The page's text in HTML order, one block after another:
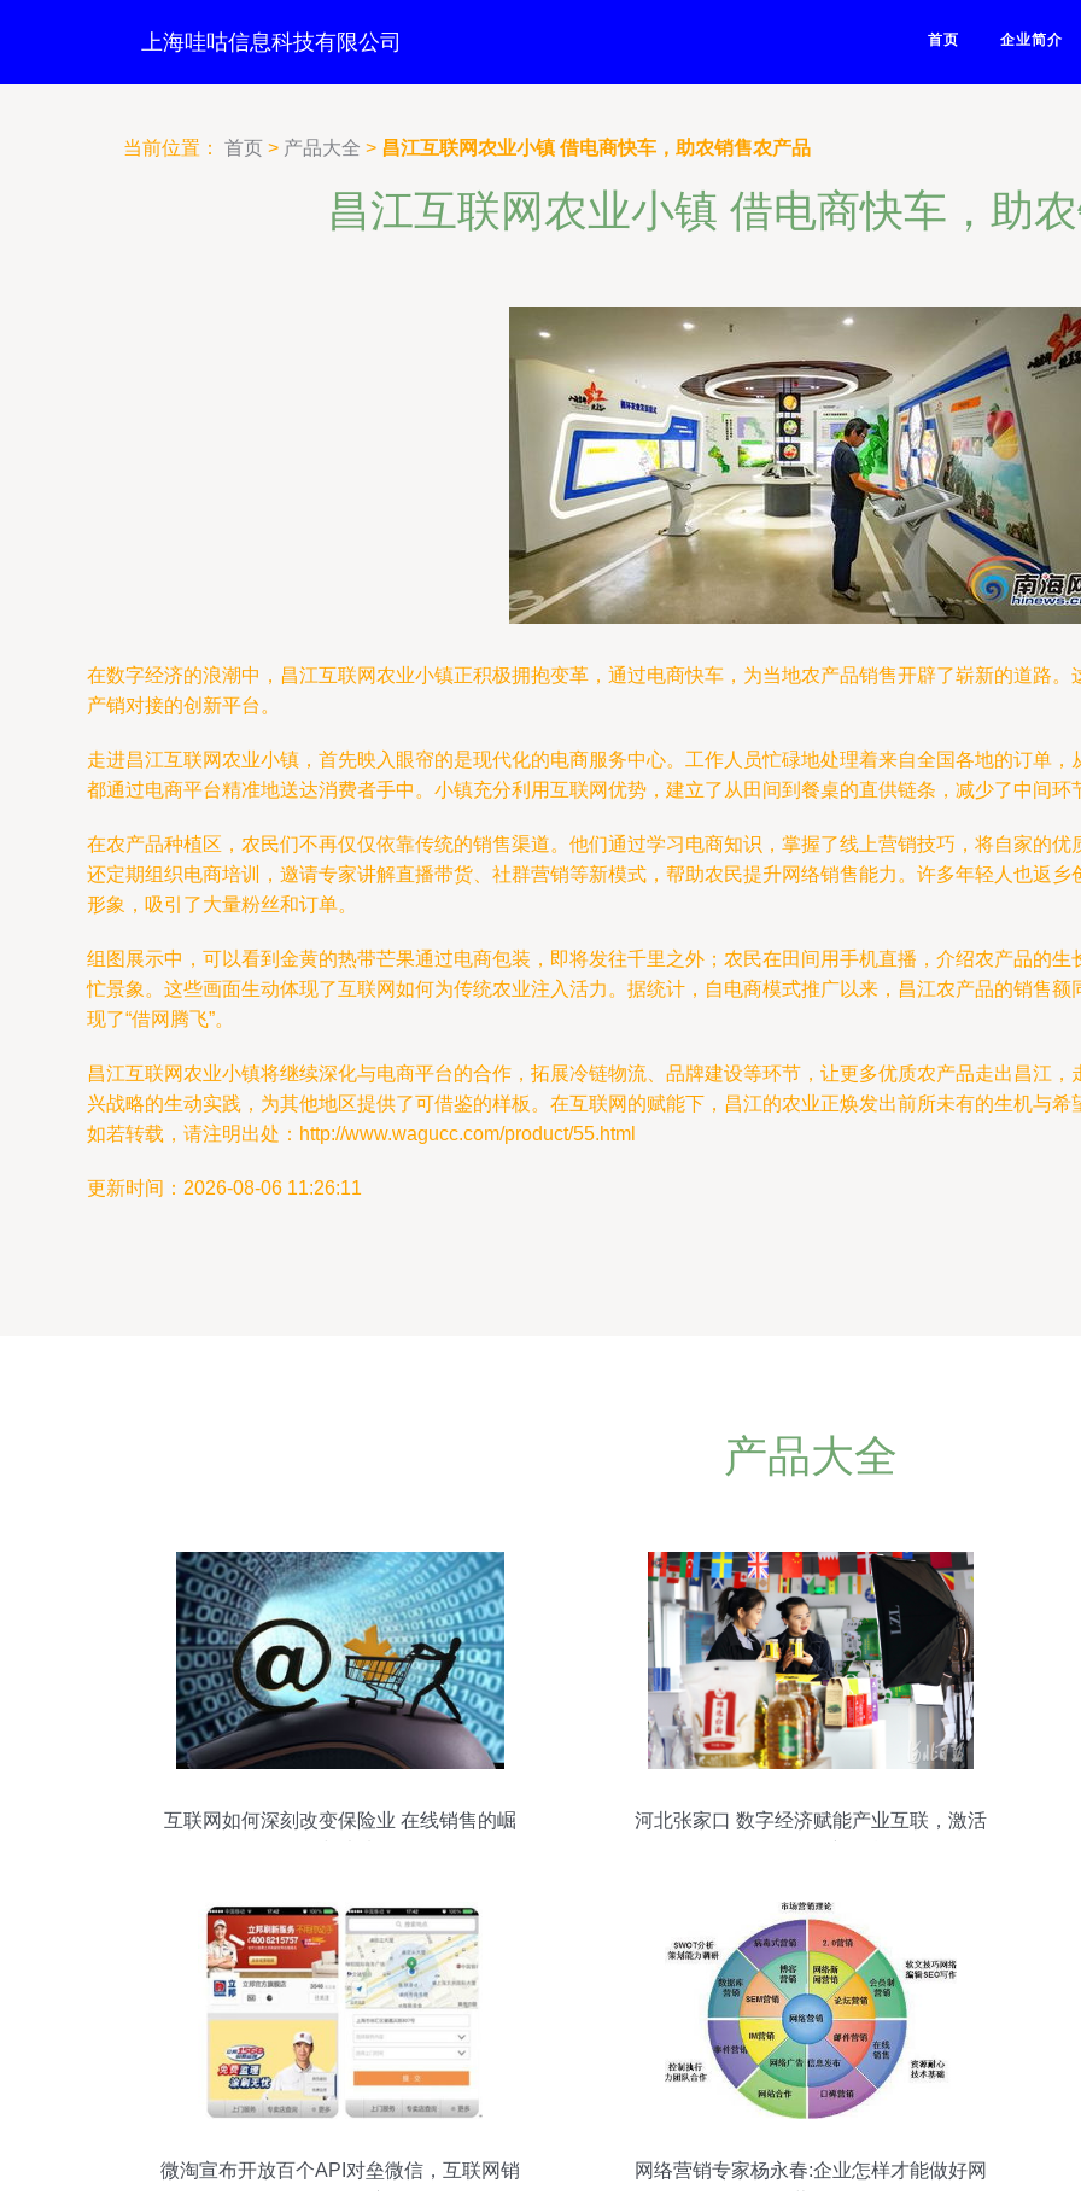
上海哇咕信息科技有限公司 首页 企业简介
当前位置： 首页 > 产品大全 > 昌江互联网农业小镇 借电商快车，助农销售农产品
昌江互联网农业小镇 借电商快车，助
在数字经济的浪潮中，昌江互联网农业小镇正积极拥抱变革，通过电商快车，为当地农产品销售开辟了崭新的道路
产销对接的创新平台。
走进昌江互联网农业小镇，首先映入眼帘的是现代化的电商服务中心。工作人员忙碌地处理着来自全国各地的订单
都通过电商平台精准地送达消费者手中。小镇充分利用互联网优势，建立了从田间到餐桌的直供链条，减少了中间
在农产品种植区，农民们不再仅仅依靠传统的销售渠道。他们通过学习电商知识，掌握了线上营销技巧，将自家的
还定期组织电商培训，邀请专家讲解直播带货、社群营销等新模式，帮助农民提升网络销售能力。许多年轻人也返
形象，吸引了大量粉丝和订单。
组图展示中，可以看到金黄的热带芒果通过电商包装，即将发往千里之外；农民在田间用手机直播，介绍农产品的
忙景象。这些画面生动体现了互联网如何为传统农业注入活力。据统计，自电商模式推广以来，昌江农产品的销售
现了“借网腾飞”。
昌江互联网农业小镇将继续深化与电商平台的合作，拓展冷链物流、品牌建设等环节，让更多优质农产品走出昌江
兴战略的生动实践，为其他地区提供了可借鉴的样板。在互联网的赋能下，昌江的农业正焕发出前所未有的生机与希
如若转载，请注明出处：http://www.wagucc.com/product/55.html
更新时间：2026-08-06 11:26:11
产品大全
互联网如何深刻改变保险业 在线销售的崛
河北张家口 数字经济赋能产业互联，激活
微淘宣布开放百个API对垒微信，互联网销
网络营销专家杨永春:企业怎样才能做好网